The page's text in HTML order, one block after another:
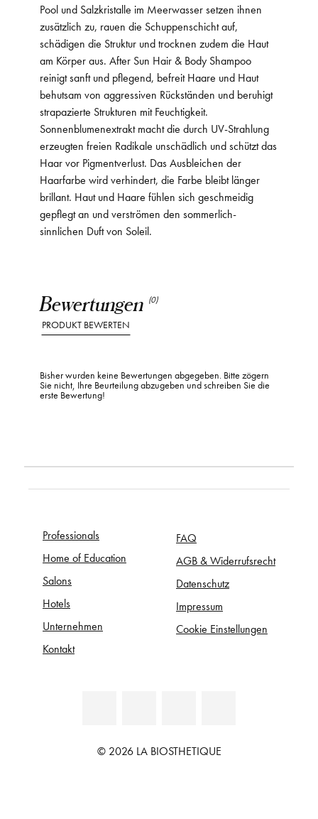
Bewertungen (0)
PRODUKT BEWERTEN
Bisher wurden keine Bewertungen abgegeben. Bitte zögern
Sie nicht, Ihre Beurteilung abzugeben und schreiben Sie die
erste Bewertung!
Pool und Salzkristalle im Meerwasser setzen ihnen
zusätzlich zu, rauen die Schuppenschicht auf,
schädigen die Struktur und trocknen zudem die Haut
am Körper aus. After Sun Hair & Body Shampoo
reinigt sanft und pflegend, befreit Haare und Haut
behutsam von aggressiven Rückständen und beruhigt
strapazierte Strukturen mit Feuchtigkeit.
Sonnenblumenextrakt macht die durch UV-Strahlung
erzeugten freien Radikale unschädlich und schützt das
Haar vor Pigmentverlust. Das Ausbleichen der
Haarfarbe wird verhindert, die Farbe bleibt länger
brillant. Haut und Haare fühlen sich geschmeidig
gepflegt an und verströmen den sommerlich-
sinnlichen Duft von Soleil.
Professionals
Home of Education
Salons
Hotels
Unternehmen
Kontakt
FAQ
AGB & Widerrufsrecht
Datenschutz
Impressum
Cookie Einstellungen
© 2026 LA BIOSTHETIQUE